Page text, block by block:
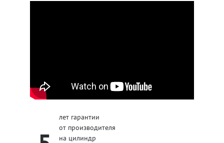
лет гарантии
от производителя
на цилиндр